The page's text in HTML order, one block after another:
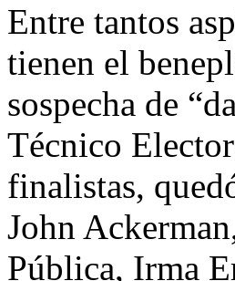
Entre tantos
tienen el
sospecha de
Técnico
finalistas,
John
Pública, Irma